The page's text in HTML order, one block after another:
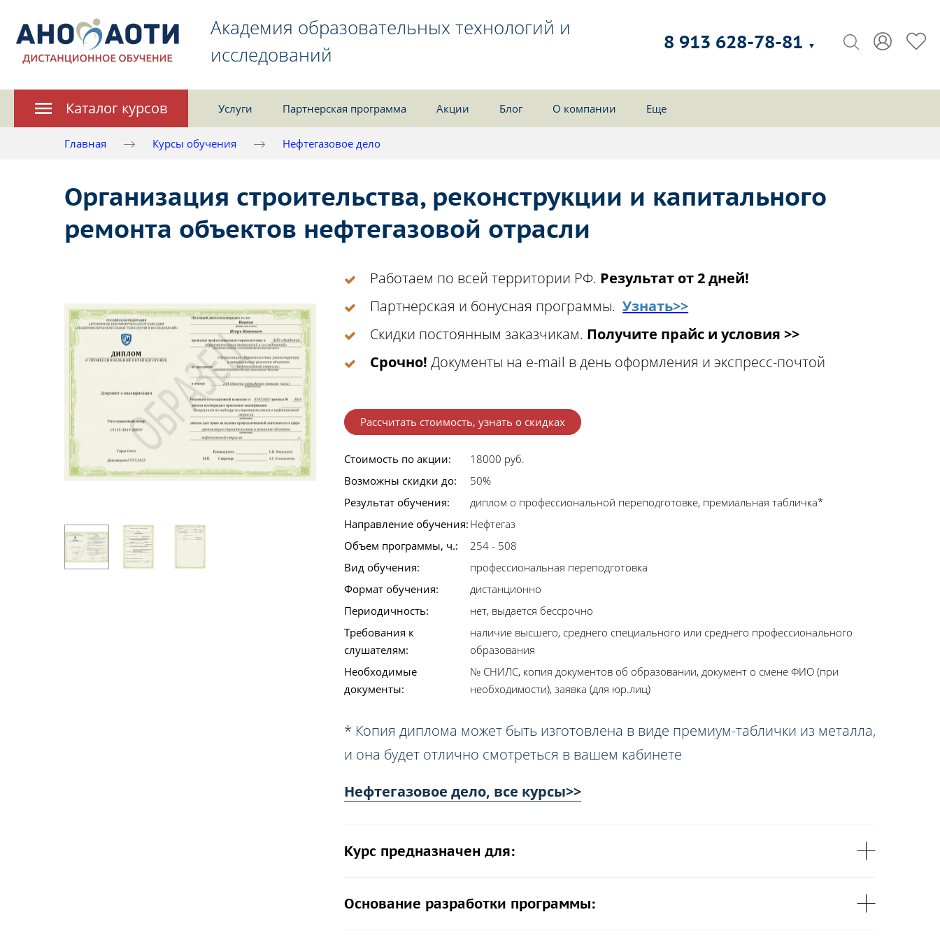
Академия образовательных технологий и
исследований
8 913 628-78-81 ▼
Каталог курсов Услуги Партнерская программа Акции Блог О компании Еще
Главная Курсы обучения Нефтегазовое дело
Организация строительства, реконструкции и капитального
ремонта объектов нефтегазовой отрасли
Работаем по всей территории РФ. Результат от 2 дней!
Партнерская и бонусная программы.Узнать>>
Скидки постоянным заказчикам. Получите прайс и условия >>
Срочно! Документы на e-mail в день оформления и экспресс-почтой
Рассчитать стоимость, узнать о скидках
Стоимость по акции:
18000 руб.
Возможны скидки до:
50%
Результат обучения:
диплом о профессиональной переподготовке, премиальная табличка*
Направление обучения: Нефтегаз
Объем программы, ч.:
254 - 508
Вид обучения:
профессиональная переподготовка
Формат обучения:
дистанционно
Периодичность:
нет, выдается бессрочно
Требования к
слушателям:
наличие высшего, среднего специального или среднего профессионального
образования
Необходимые
документы:
№ СНИЛС, копия документов об образовании, документ о смене ФИО (при
необходимости), заявка (для юр.лиц)
* Копия диплома может быть изготовлена в виде премиум-таблички из металла,
и она будет отлично смотреться в вашем кабинете
Нефтегазовое дело, все курсы>>
Курс предназначен для:
Основание разработки программы: